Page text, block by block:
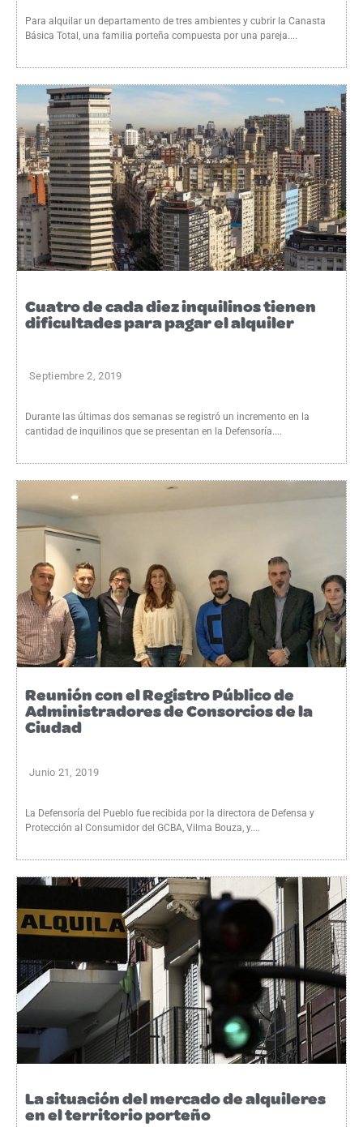
Para alquilar un departamento de tres ambientes y cubrir la Canasta
Básica Total, una familia porteña compuesta por una pareja....
Cuatro de cada diez inquilinos tienen
dificultades para pagar el alquiler
Septiembre 2, 2019
Durante las últimas dos semanas se registró un incremento en la
cantidad de inquilinos que se presentan en la Defensoría....
Reunión con el Registro Público de
Administradores de Consorcios de la
Ciudad
Junio 21, 2019
La Defensoría del Pueblo fue recibida por la directora de Defensa y
Protección al Consumidor del GCBA, Vilma Bouza, y....
La situación del mercado de alquileres
en el territorio porteño